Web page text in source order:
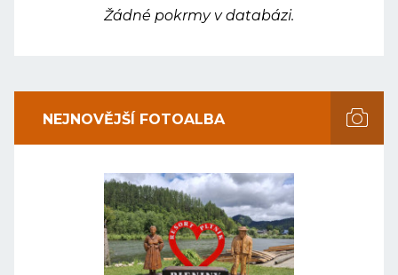
Žádné pokrmy v databázi.
NEJNOVĚJŠÍ FOTOALBA